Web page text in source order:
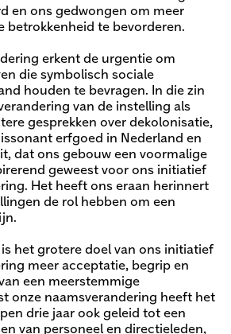
en ons gedwongen om meer
betrokkenheid te bevorderen.
erkent de urgentie om
die symbolisch sociale
houden te bevragen. In die zin
van de instelling als
gesprekken over dekolonisatie,
erfgoed in Nederland en
dat ons gebouw een voormalige
geweest voor ons initiatief
Het heeft ons eraan herinnert
de rol hebben om een
het grotere doel van ons initiatief
meer acceptatie, begrip en
een meerstemmige
onze naamsverandering heeft het
drie jaar ook geleid tot een
van personeel en directieleden,